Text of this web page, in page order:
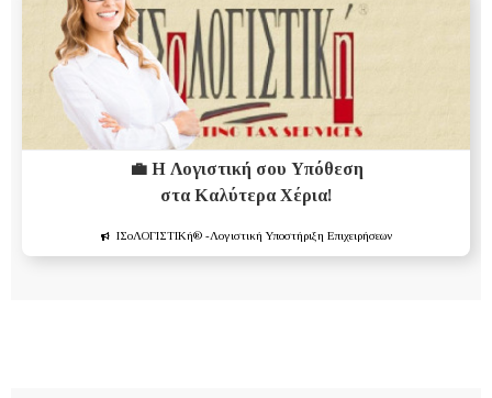
💼 Η Λογιστική σου Υπόθεση
στα Καλύτερα Χέρια!
ΙΣοΛΟΓΙΣΤΙΚή®-Λογιστική Υποστήριξη Επιχειρήσεων